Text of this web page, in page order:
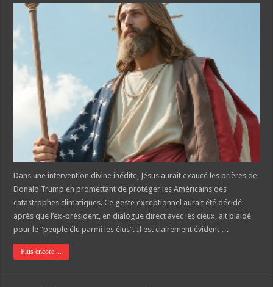
Dans une intervention divine inédite, Jésus aurait exaucé les prières de
Donald Trump en promettant de protéger les Américains des
catastrophes climatiques. Ce geste exceptionnel aurait été décidé
après que l’ex-président, en dialogue direct avec les cieux, ait plaidé
pour le “peuple élu parmi les élus”. Il est clairement évident …
Plus encore ...